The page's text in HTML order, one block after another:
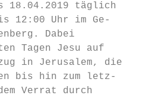
18.04.2019 täglich
12:00 Uhr im Ge-
Dabei
Tagen Jesu auf
in Jerusalem, die
bis hin zum letz-
dem Verrat durch